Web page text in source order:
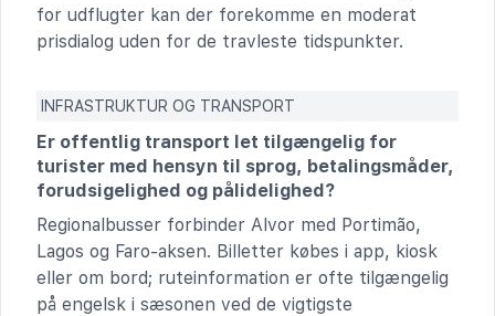
for udflugter kan der forekomme en moderat
prisdialog uden for de travleste tidspunkter.
INFRASTRUKTUR OG TRANSPORT
Er offentlig transport let tilgængelig for
turister med hensyn til sprog, betalingsmåder,
forudsigelighed og pålidelighed?
Regionalbusser forbinder Alvor med Portimão,
Lagos og Faro-aksen. Billetter købes i app, kiosk
eller om bord; ruteinformation er ofte tilgængelig
på engelsk i sæsonen ved de vigtigste